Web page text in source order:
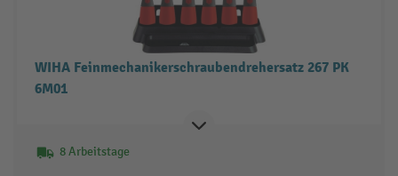
WIHA Feinmechanikerschraubendrehersatz 267 PK
6M01
8 Arbeitstage